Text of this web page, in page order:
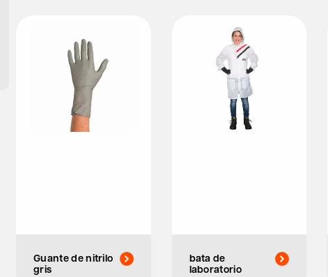
Guante de nitrilo
gris
bata de
laboratorio